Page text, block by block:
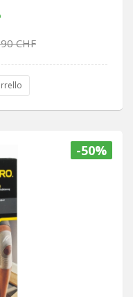
CHF
-50%